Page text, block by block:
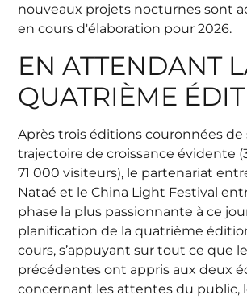
nouveaux projets nocturnes sont
en cours d'élaboration pour 2026.
EN ATTENDANT
QUATRIÈME
Après trois éditions couronnées de
trajectoire de croissance évidente
71 000 visiteurs), le partenariat
Nataé et le China Light Festival
phase la plus passionnante à ce
planification de la quatrième
cours, s’appuyant sur tout ce que
précédentes ont appris aux deux
concernant les attentes du public,